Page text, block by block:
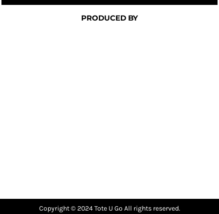
PRODUCED BY
Copyright © 2024 Tote U Go All rights reserved.